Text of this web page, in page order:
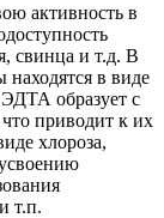
активность в
свинца и т.д. В
находятся в виде
образует с
приводит к их
хлороза,
т.п.